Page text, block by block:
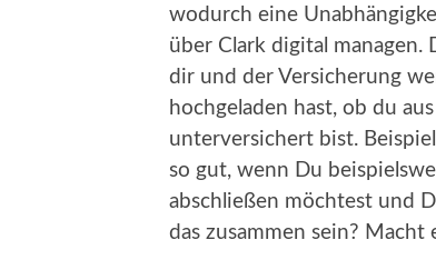
wodurch eine
über Clark digital managen.
dir und der Versicherung
hochgeladen hast, ob du
unterversichert bist.
so gut, wenn Du
abschließen möchtest und
das zusammen sein?